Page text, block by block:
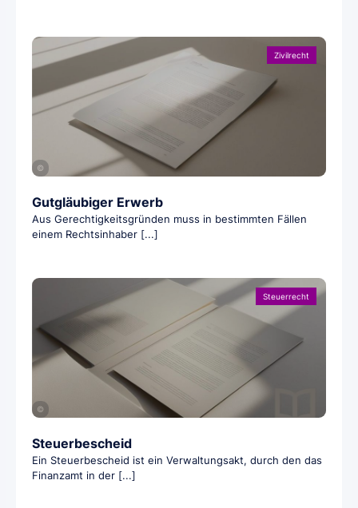
Zivilrecht
©
Gutgläubiger Erwerb
Aus Gerechtigkeitsgründen muss in bestimmten Fällen
einem Rechtsinhaber [...]
Steuerrecht
©
Steuerbescheid
Ein Steuerbescheid ist ein Verwaltungsakt, durch den das
Finanzamt in der [...]